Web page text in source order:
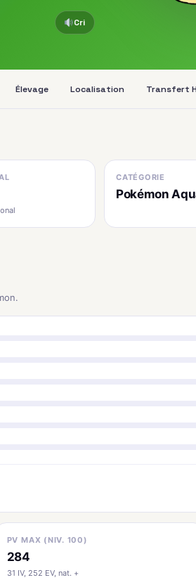
Cri
Élevage Localisation Transfert
CATÉGORIE
Pokémon
PV MAX (NIV. 100)
284
31 IV, 252 EV, nat. +